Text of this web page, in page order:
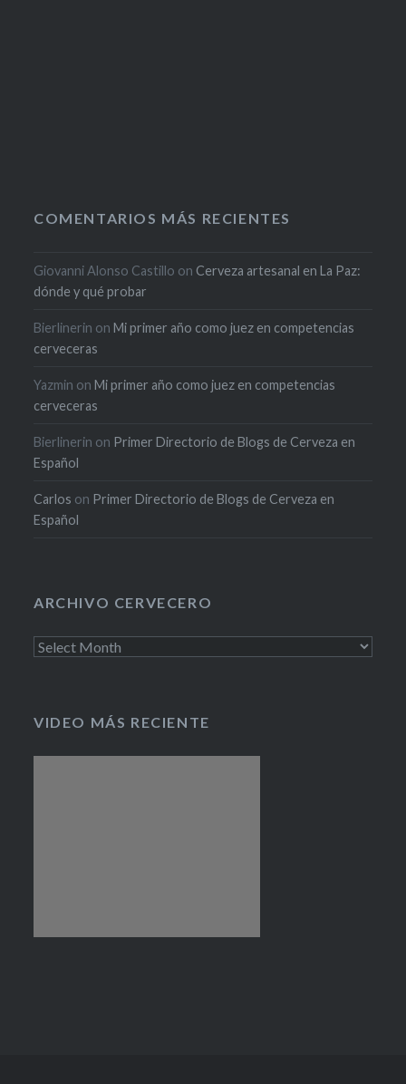
COMENTARIOS MÁS RECIENTES
Giovanni Alonso Castillo on Cerveza artesanal en La Paz:
dónde y qué probar
Bierlinerin onMi primer año como juez en competencias
cerveceras
Yazmin onMi primer año como juez en competencias
cerveceras
Bierlinerin on Primer Directorio de Blogs de Cerveza en
Español
Carlos on Primer Directorio de Blogs de Cerveza en
Español
ARCHIVO CERVECERO
Archivo
VIDEO MÁS RECIENTE